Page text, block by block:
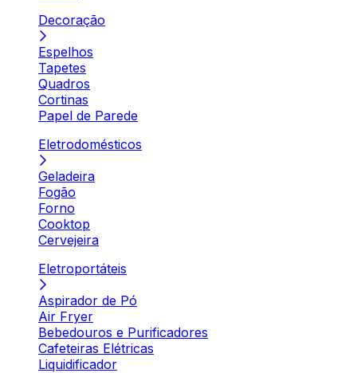
Decoração
Espelhos
Tapetes
Quadros
Cortinas
Papel de Parede
Eletrodomésticos
Geladeira
Fogão
Forno
Cooktop
Cervejeira
Eletroportáteis
Aspirador de Pó
Air Fryer
Bebedouros e Purificadores
Cafeteiras Elétricas
Liquidificador